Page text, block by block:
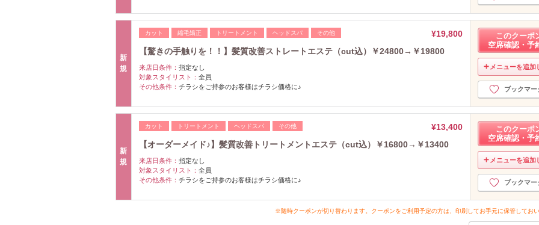
新
規
カット 縮毛矯正 トリートメント ヘッドスパ その他
¥19,800
【驚きの手触りを！！】髪質改善ストレートエステ（cut込）￥24800→￥19800
来店日条件： 指定なし
対象スタイリスト： 全員
その他条件： チラシをご持参のお客様はチラシ価格に♪
このクーポ
空席確認・予
メニューを追加
ブックマー
新
規
カット トリートメント ヘッドスパ その他
¥13,400
【オーダーメイド♪】髪質改善トリートメントエステ（cut込）￥16800→￥13400
来店日条件： 指定なし
対象スタイリスト： 全員
その他条件： チラシをご持参のお客様はチラシ価格に♪
このクーポ
空席確認・予
メニューを追加
ブックマー
※随時クーポンが切り替わります。クーポンをご利用予定の方は、印刷してお手元に保管しておい